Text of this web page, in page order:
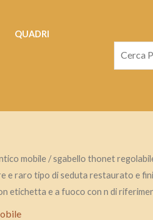
QUADRI
mobile / sgabello thonet
e raro tipo di seduta restaurato e
etichetta e a fuoco con n di